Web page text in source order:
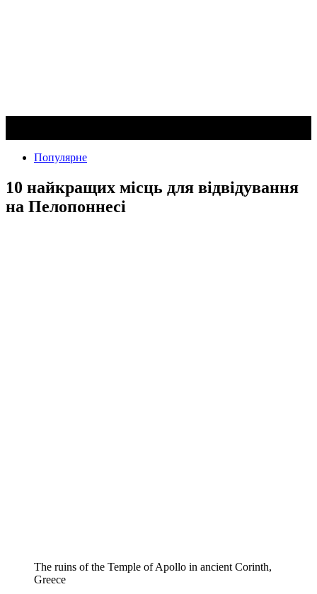
Популярне
10 найкращих місць для відвідування
на Пелопоннесі
The ruins of the Temple of Apollo in ancient Corinth,
Greece